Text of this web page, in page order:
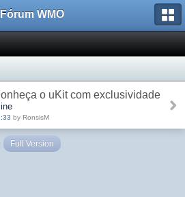
Fórum WMO
o uKit com exclusividade
by RonsisM
Full Version